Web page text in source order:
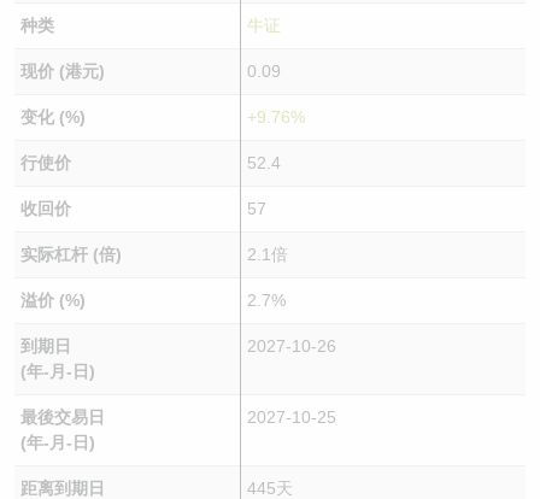
种类 牛证
现价 (港元) 0.09
变化 (%) +9.76%
行使价 52.4
收回价 57
实际杠杆 (倍) 2.1倍
溢价 (%) 2.7%
到期日
(年-月-日)
2027-10-26
最後交易日
(年-月-日)
2027-10-25
距离到期日 445天
牛熊证文件及公告 (瑞信)
收市竞价变化